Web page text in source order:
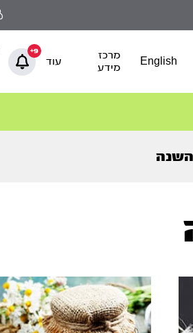
English
מרכז
מידע
עוד
9+